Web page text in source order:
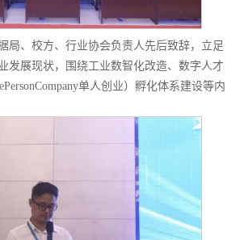
局、校方、行业协会负责人先后致辞，立足
发展现状，围绕工业数智化改造、数字人才
单人创业）孵化体系建设等内